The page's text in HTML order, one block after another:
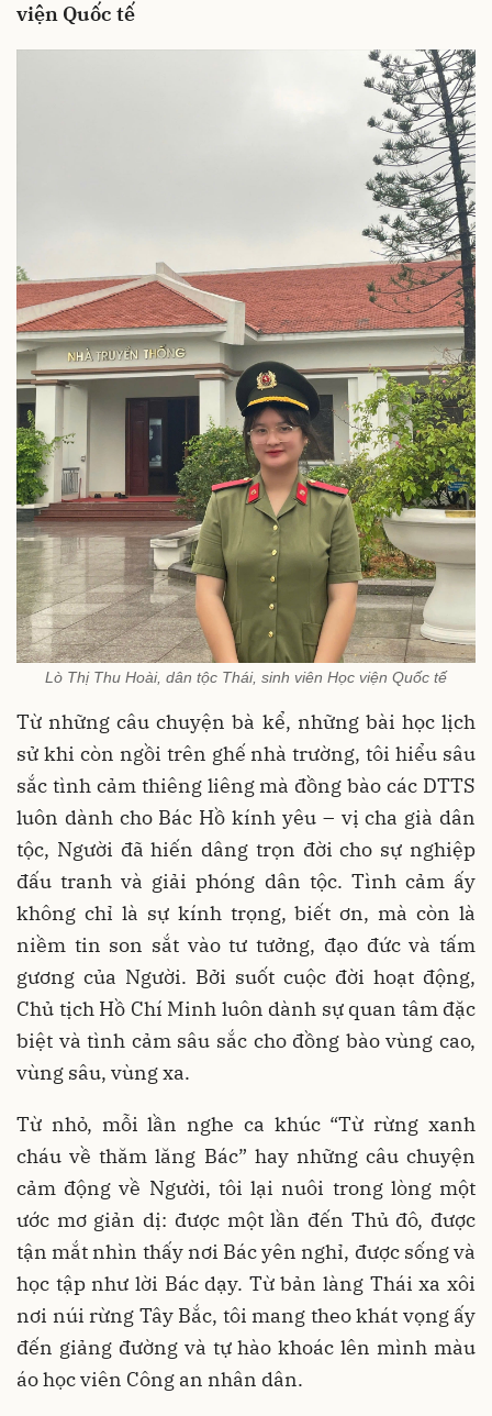
viện Quốc tế
Lò Thị Thu Hoài, dân tộc Thái, sinh viên Học viện Quốc tế
Từ những câu chuyện bà kể, những bài học lịch
sử khi còn ngồi trên ghế nhà trường, tôi hiểu sâu
sắc tình cảm thiêng liêng mà đồng bào các DTTS
luôn dành cho Bác Hồ kính yêu – vị cha già dân
tộc, Người đã hiến dâng trọn đời cho sự nghiệp
đấu tranh và giải phóng dân tộc. Tình cảm ấy
không chỉ là sự kính trọng, biết ơn, mà còn là
niềm tin son sắt vào tư tưởng, đạo đức và tấm
gương của Người. Bởi suốt cuộc đời hoạt động,
Chủ tịch Hồ Chí Minh luôn dành sự quan tâm đặc
biệt và tình cảm sâu sắc cho đồng bào vùng cao,
vùng sâu, vùng xa.
Từ nhỏ, mỗi lần nghe ca khúc “Từ rừng xanh
cháu về thăm lăng Bác” hay những câu chuyện
cảm động về Người, tôi lại nuôi trong lòng một
ước mơ giản dị: được một lần đến Thủ đô, được
tận mắt nhìn thấy nơi Bác yên nghỉ, được sống và
học tập như lời Bác dạy. Từ bản làng Thái xa xôi
nơi núi rừng Tây Bắc, tôi mang theo khát vọng ấy
đến giảng đường và tự hào khoác lên mình màu
áo học viên Công an nhân dân.